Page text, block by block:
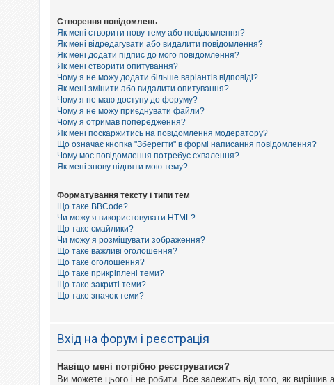
Створення повідомлень
Як мені створити нову тему або повідомлення?
Як мені відредагувати або видалити повідомлення?
Як мені додати підпис до мого повідомлення?
Як мені створити опитування?
Чому я не можу додати більше варіантів відповіді?
Як мені змінити або видалити опитування?
Чому я не маю доступу до форуму?
Чому я не можу приєднувати файли?
Чому я отримав попередження?
Як мені поскаржитись на повідомлення модератору?
Що означає кнопка "Зберегти" в формі написання повідомлення?
Чому моє повідомлення потребує схвалення?
Як мені знову підняти мою тему?
Форматування тексту і типи тем
Що таке BBCode?
Чи можу я використовувати HTML?
Що таке смайлики?
Чи можу я розміщувати зображення?
Що таке важливі оголошення?
Що таке оголошення?
Що таке прикріплені теми?
Що таке закриті теми?
Що таке значок теми?
Вхід на форум і реєстрація
Навіщо мені потрібно реєструватися?
Ви можете цього і не робити. Все залежить від того, як